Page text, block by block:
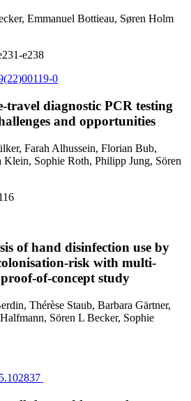
Emmanuel Bottieau, Søren Holm
e238
0
travel diagnostic PCR testing
and opportunities
Farah Alhussein, Florian Bub,
Sophie Roth, Philipp Jung, Sören
of hand disinfection use by
risk with multi-
of-concept study
Thérèse Staub, Barbara Gärtner,
Sören L Becker, Sophie